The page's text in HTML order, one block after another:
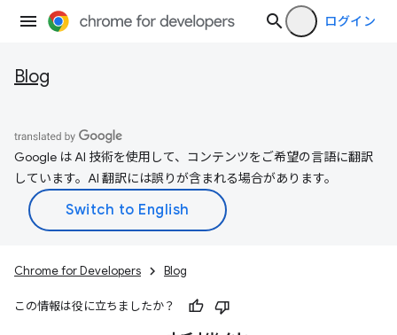
ログイン
Blog
Google は AI 技術を使用して、コンテンツをご希望の言語に翻訳
しています。AI 翻訳には誤りが含まれる場合があります。
Chrome for Developers Blog
この情報は役に立ちましたか？